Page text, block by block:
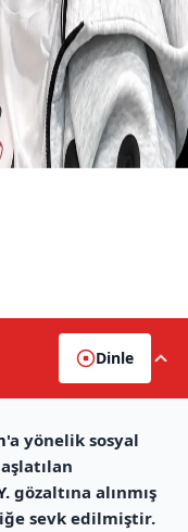
Dinle
'a yönelik sosyal
gözaltına alınmış
sevk edilmiştir.